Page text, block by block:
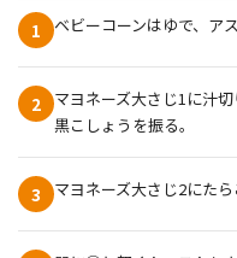
1 ベビーコーンはゆで、ア
2
マヨネーズ大さじ1に汁
黒こしょうを振る。
3 マヨネーズ大さじ2にたら